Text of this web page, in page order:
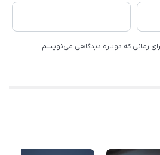
زمانی که دوباره دیدگاهی می‌نویسم.